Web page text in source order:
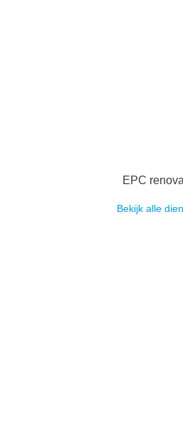
EPC
Bekijk alle